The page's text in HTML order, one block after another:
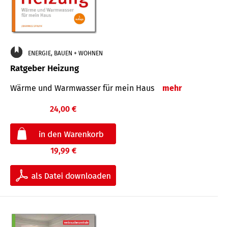
ENERGIE, BAUEN + WOHNEN
Ratgeber Heizung
Wärme und Warmwasser für mein Haus mehr
24,00 €
19,99 €